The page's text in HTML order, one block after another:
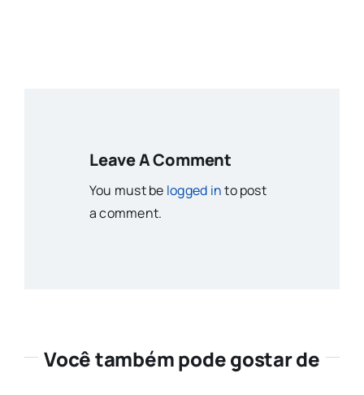
Leave A Comment
You must be logged into post
a comment.
Você também pode gostar de